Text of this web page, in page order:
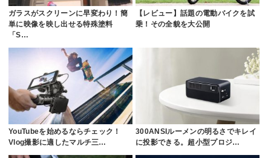
ガラスがスクリーンに早変わり！簡
単に映像を映し出せる特殊塗料
「S…
【レビュー】話題の電動バイクを試
乗！その全貌を大公開
YouTubeを始めるならチェック！
Vlog撮影に適したマルチ三…
300ANSIルーメンの明るさでキレイ
に投影できる。超小型プロジ…